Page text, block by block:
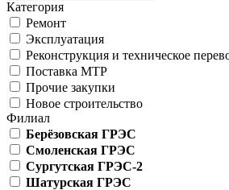
Категория
Ремонт
Эксплуатация
Реконструкция и техническое
Поставка МТР
Прочие закупки
Новое строительство
Филиал
Берёзовская ГРЭС
Смоленская ГРЭС
Сургутская ГРЭС-2
Шатурская ГРЭС